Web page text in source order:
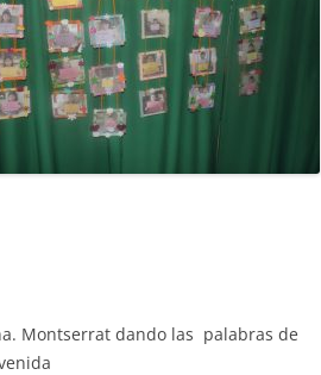
Montserrat dando las palabras de